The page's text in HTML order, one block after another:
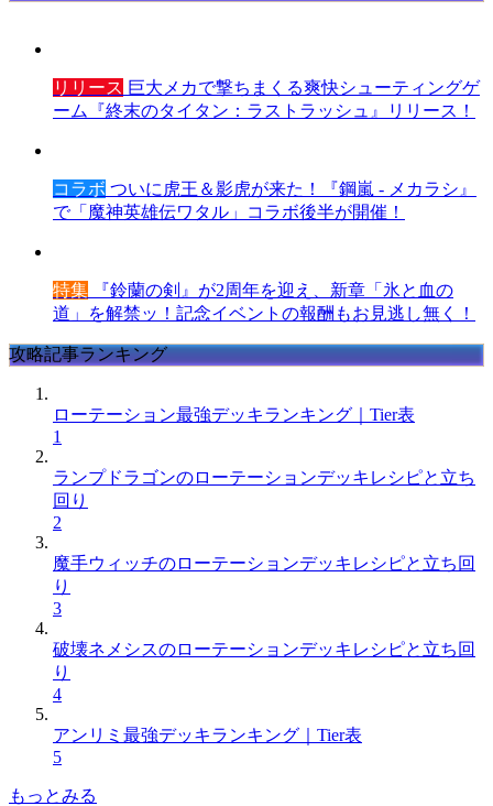
リリース 巨大メカで撃ちまくる爽快シューティングゲ
ーム『終末のタイタン：ラストラッシュ』リリース！
コラボ ついに虎王＆影虎が来た！『鋼嵐 - メカラシ』
で「魔神英雄伝ワタル」コラボ後半が開催！
特集 『鈴蘭の剣』が2周年を迎え、新章「氷と血の
道」を解禁ッ！記念イベントの報酬もお見逃し無く！
攻略記事ランキング
ローテーション最強デッキランキング｜Tier表
1
ランプドラゴンのローテーションデッキレシピと立ち
回り
2
魔手ウィッチのローテーションデッキレシピと立ち回
り
3
破壊ネメシスのローテーションデッキレシピと立ち回
り
4
アンリミ最強デッキランキング｜Tier表
5
もっとみる